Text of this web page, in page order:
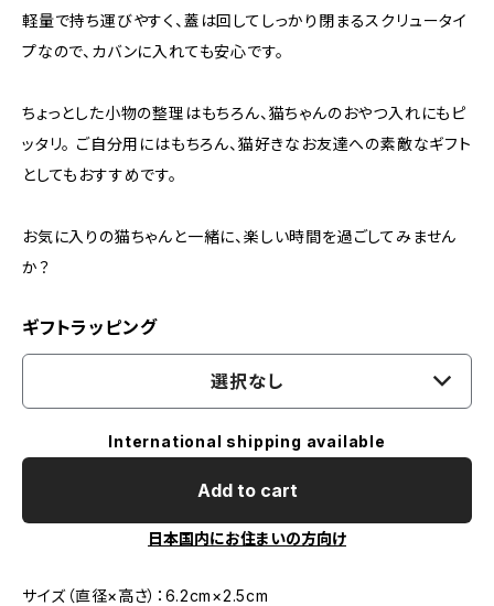
軽量で持ち運びやすく、蓋は回してしっかり閉まるスクリュータイ
プなので、カバンに入れても安心です。
ちょっとした小物の整理はもちろん、猫ちゃんのおやつ入れにもピ
ッタリ。 ご自分用にはもちろん、猫好きなお友達への素敵なギフト
としてもおすすめです。
お気に入りの猫ちゃんと一緒に、楽しい時間を過ごしてみません
か？
ギフトラッピング
選択なし
International shipping available
Add to cart
日本国内にお住まいの方向け
サイズ（直径×高さ）：6.2cm×2.5cm